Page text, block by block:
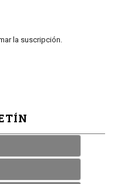
la suscripción.